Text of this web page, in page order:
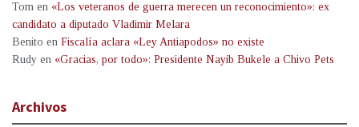
Tom en «Los veteranos de guerra merecen un reconocimiento»: ex
candidato a diputado Vladimir Melara
Benito en Fiscalía aclara «Ley Antiapodos» no existe
Rudy en «Gracias, por todo»: Presidente Nayib Bukele a Chivo Pets
Archivos